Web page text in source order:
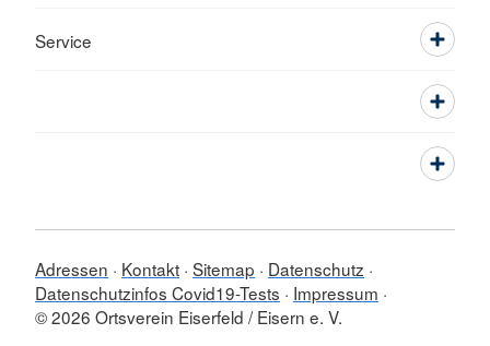
Service
Adressen Kontakt Sitemap
Datenschutz
Datenschutzinfos Covid19-Tests
Impressum
© 2026 Ortsverein Eiserfeld / Eisern e. V.